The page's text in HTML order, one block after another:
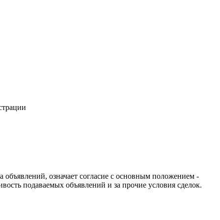
объявлений, означает согласие с основным положением -
подаваемых объявлений и за прочие условия сделок.